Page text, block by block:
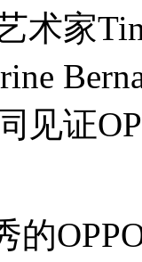
术家
见证
的